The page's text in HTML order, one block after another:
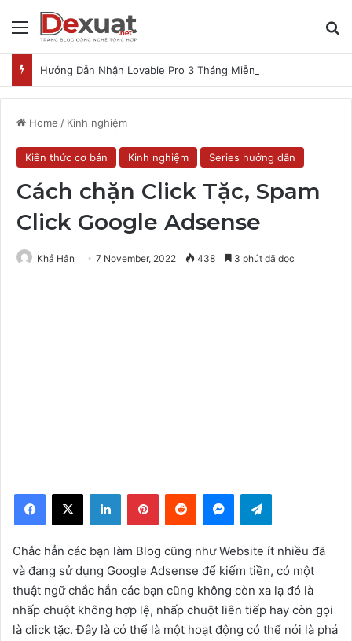
Menu
Hướng Dẫn Nhận Lovable Pro 3 Tháng Miễn Phí
Home / Kinh nghiệm
Kiến thức cơ bản Kinh nghiệm Series hướng dẫn
Cách chặn Click Tặc, Spam
Click Google Adsense
Khả Hân 7 November, 2022 438 3 phút đã đọc
Facebook
X LinkedInPinterestReddit MessengerTelegram
Chắc hẳn các bạn làm Blog cũng như Website ít nhiều đã
và đang sử dụng Google Adsense để kiếm tiền, có một
thuật ngữ chắc hẳn các bạn cũng không còn xa lạ đó là
nhấp chuột không hợp lệ, nhấp chuột liên tiếp hay còn gọi
là click tặc. Đây là có thể là một hoạt động có thể nói là phá